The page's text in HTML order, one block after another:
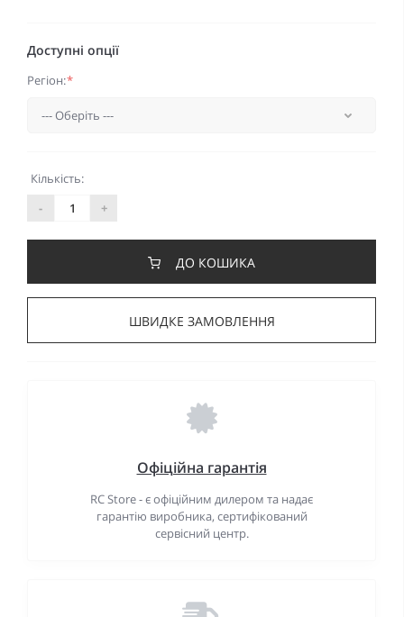
Доступні опції
Регіон:*
Кількість:
-
+
ДО КОШИКА
ШВИДКЕ ЗАМОВЛЕННЯ
Офіційна гарантія
RC Store - є офіційним дилером та надає
гарантію виробника, сертифікований
сервісний центр.